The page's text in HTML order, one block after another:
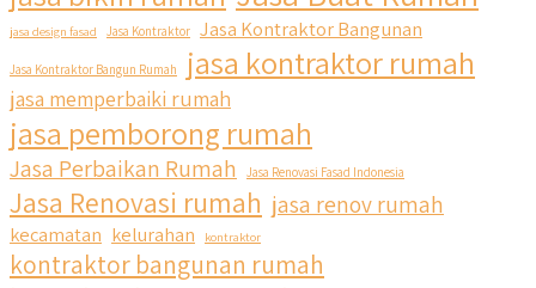
jasa design fasad Jasa Kontraktor Jasa Kontraktor Bangunan
Jasa Kontraktor Bangun Rumah jasa kontraktor rumah
jasa memperbaiki rumah
jasa pemborong rumah
Jasa Perbaikan Rumah Jasa Renovasi Fasad Indonesia
Jasa Renovasi rumah jasa renov rumah
kecamatan kelurahan kontraktor
kontraktor bangunan rumah